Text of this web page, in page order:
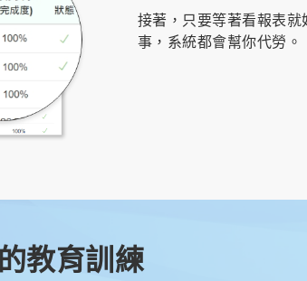
接著，只要等著看報表
事，系統都會幫你代勞。
教育訓練